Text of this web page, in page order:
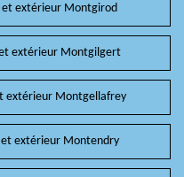
extérieur Montgirod
extérieur Montgilgert
extérieur Montgellafrey
extérieur Montendry